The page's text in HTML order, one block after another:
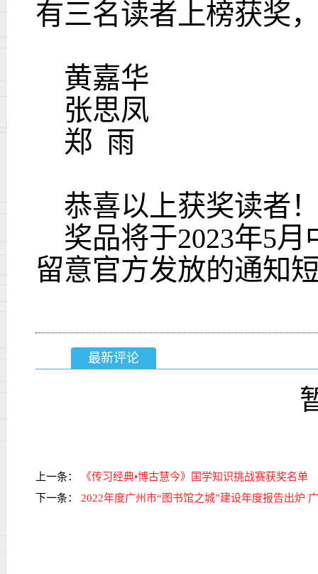
有三名读者上榜获奖
黄嘉华
张思凤
郑 雨
恭喜以上获奖读者
奖品将于2023年5月
留意官方发放的通知
最新评论
上一条：
《传习经典•博古慧今》国学知识挑战赛获奖名单
下一条：
2022年度广州市“图书馆之城”建设年度报告出炉